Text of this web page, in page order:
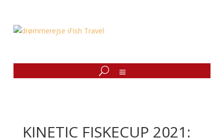
KINETIC FISKECUP 2021: